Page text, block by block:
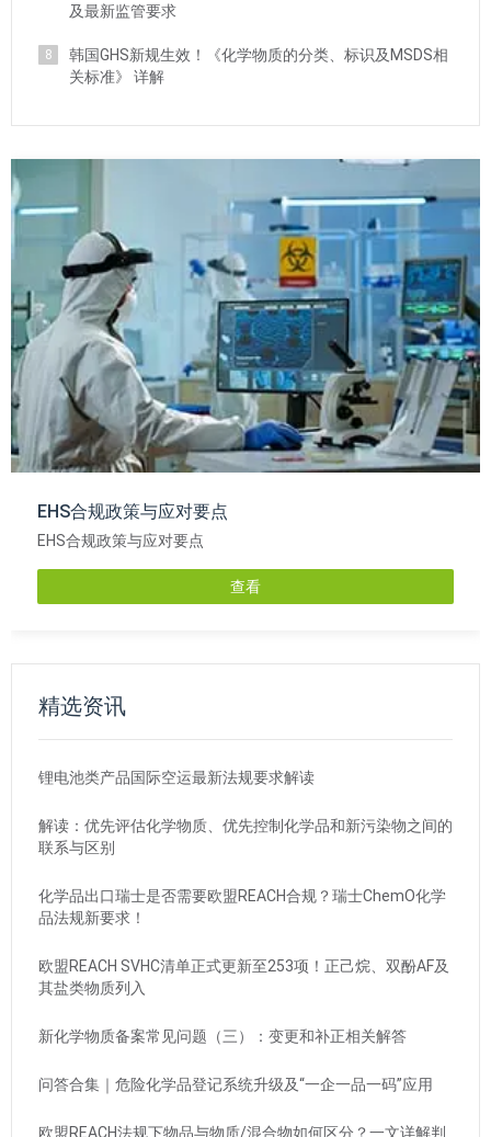
及最新监管要求
8
韩国GHS新规生效！《化学物质的分类、标识及MSDS相
关标准》 详解
EHS合规政策与应对要点
EHS合规政策与应对要点
查看
精选资讯
锂电池类产品国际空运最新法规要求解读
解读：优先评估化学物质、优先控制化学品和新污染物之间的
联系与区别
化学品出口瑞士是否需要欧盟REACH合规？瑞士ChemO化学
品法规新要求！
欧盟REACH SVHC清单正式更新至253项！正己烷、双酚AF及
其盐类物质列入
新化学物质备案常见问题（三）：变更和补正相关解答
问答合集｜危险化学品登记系统升级及“一企一品一码”应用
欧盟REACH法规下物品与物质/混合物如何区分？一文详解判